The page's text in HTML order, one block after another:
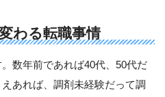
わる転職事情
数年前であれば40代、50代だ
あれば、調剤未経験だって調